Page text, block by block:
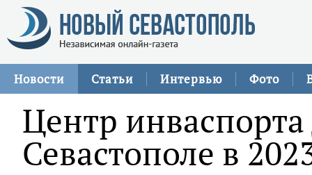
Новости Статьи Интервью Фото
Центр
Севастополе в